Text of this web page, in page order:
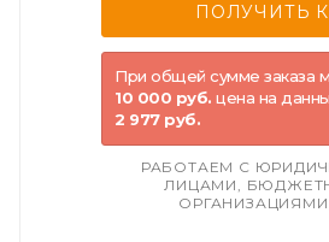
При общей сумме заказа
10 000 руб. цена на
2 977 руб.
РАБОТАЕМ С
ЛИЦАМИ,